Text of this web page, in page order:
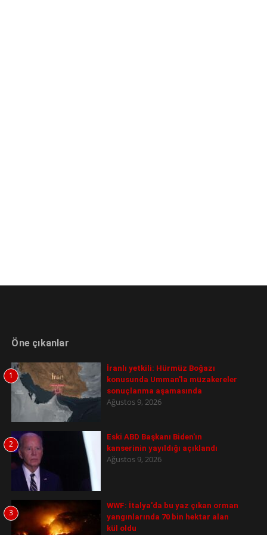
Öne çıkanlar
1
İranlı yetkili: Hürmüz Boğazı
konusunda Umman'la müzakereler
sonuçlanma aşamasında
Ağustos 9, 2026
2
Eski ABD Başkanı Biden'ın
kanserinin yayıldığı açıklandı
Ağustos 9, 2026
3
WWF: İtalya'da bu yaz çıkan orman
yangınlarında 70 bin hektar alan
kül oldu